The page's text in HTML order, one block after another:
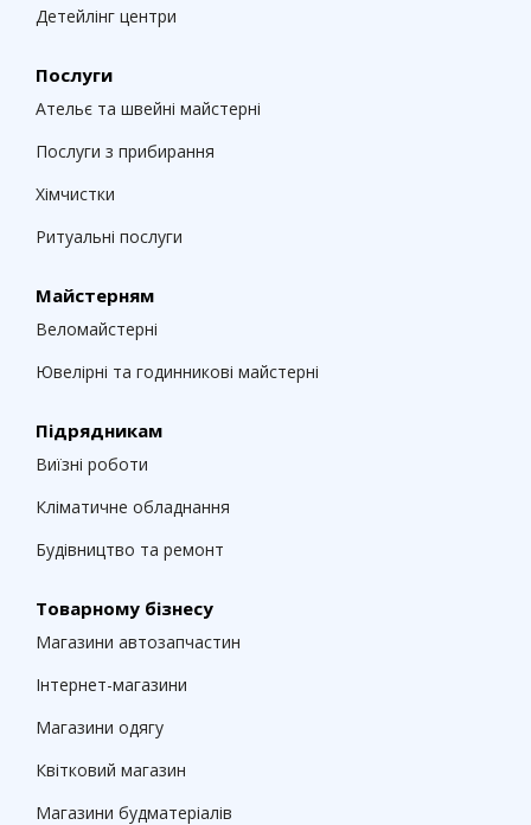
Детейлінг центри
Послуги
Ательє та швейні майстерні
Послуги з прибирання
Хімчистки
Ритуальні послуги
Майстерням
Веломайстерні
Ювелірні та годинникові майстерні
Підрядникам
Виїзні роботи
Кліматичне обладнання
Будівництво та ремонт
Товарному бізнесу
Магазини автозапчастин
Інтернет-магазини
Магазини одягу
Квітковий магазин
Магазини будматеріалів